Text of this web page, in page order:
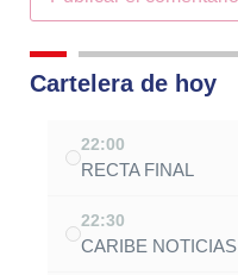
Alternative:
Cartelera de hoy
22:00
RECTA FINAL
22:30
CARIBE NOTICIAS